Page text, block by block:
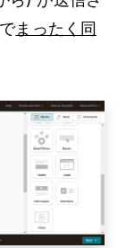
まったく同